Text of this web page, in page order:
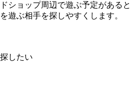
ショップ周辺で遊ぶ予定があると
遊ぶ相手を探しやすくします。
したい